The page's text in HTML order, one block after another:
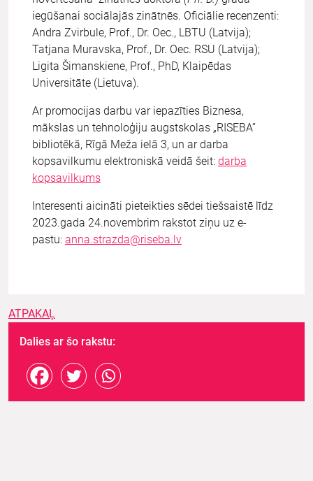
iegūšanai sociālajās zinātnēs. Oficiālie recenzenti:
Andra Zvirbule, Prof., Dr. Oec., LBTU (Latvija);
Tatjana Muravska, Prof., Dr. Oec. RSU (Latvija);
Ligita Šimanskiene, Prof., PhD, Klaipēdas
Universitāte (Lietuva).
Ar promocijas darbu var iepazīties Biznesa,
mākslas un tehnoloģiju augstskolas „RISEBA”
bibliotēkā, Rīgā Meža ielā 3, un ar darba
kopsavilkumu elektroniskā veidā šeit: darba
kopsavilkums
Interesenti aicināti pieteikties sēdei tiešsaistē līdz
2023.gada 24.novembrim rakstot ziņu uz e-
pastu: anna.strazda@riseba.lv
ATPAKAĻ
Dalies ar šo rakstu: